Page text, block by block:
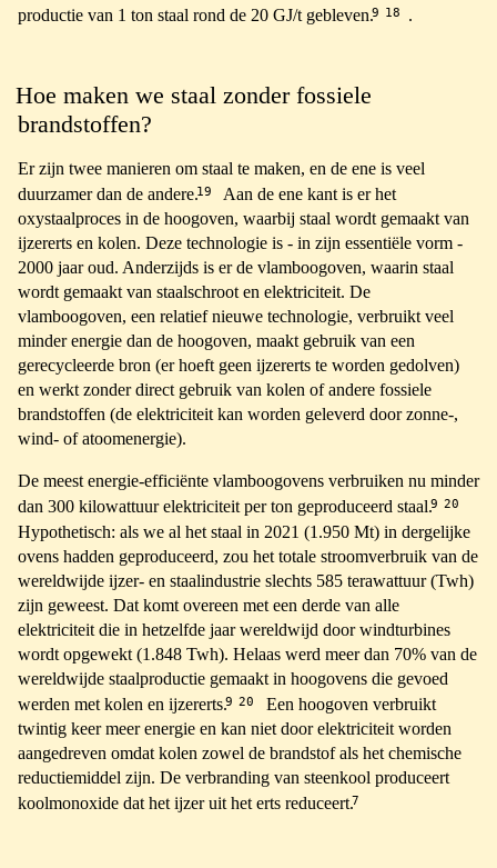
productie van 1 ton staal rond de 20 GJ/t gebleven.9 18 .
Hoe maken we staal zonder fossiele
brandstoffen?
Er zijn twee manieren om staal te maken, en de ene is veel
duurzamer dan de andere.19
Aan de ene kant is er het
oxystaalproces in de hoogoven, waarbij staal wordt gemaakt van
ijzererts en kolen. Deze technologie is - in zijn essentiële vorm -
2000 jaar oud. Anderzijds is er de vlamboogoven, waarin staal
wordt gemaakt van staalschroot en elektriciteit. De
vlamboogoven, een relatief nieuwe technologie, verbruikt veel
minder energie dan de hoogoven, maakt gebruik van een
gerecycleerde bron (er hoeft geen ijzererts te worden gedolven)
en werkt zonder direct gebruik van kolen of andere fossiele
brandstoffen (de elektriciteit kan worden geleverd door zonne-,
wind- of atoomenergie).
De meest energie-efficiënte vlamboogovens verbruiken nu minder
dan 300 kilowattuur elektriciteit per ton geproduceerd staal.9 20
Hypothetisch: als we al het staal in 2021 (1.950 Mt) in dergelijke
ovens hadden geproduceerd, zou het totale stroomverbruik van de
wereldwijde ijzer- en staalindustrie slechts 585 terawattuur (Twh)
zijn geweest. Dat komt overeen met een derde van alle
elektriciteit die in hetzelfde jaar wereldwijd door windturbines
wordt opgewekt (1.848 Twh). Helaas werd meer dan 70% van de
wereldwijde staalproductie gemaakt in hoogovens die gevoed
werden met kolen en ijzererts.9 20
Een hoogoven verbruikt
twintig keer meer energie en kan niet door elektriciteit worden
aangedreven omdat kolen zowel de brandstof als het chemische
reductiemiddel zijn. De verbranding van steenkool produceert
koolmonoxide dat het ijzer uit het erts reduceert.7